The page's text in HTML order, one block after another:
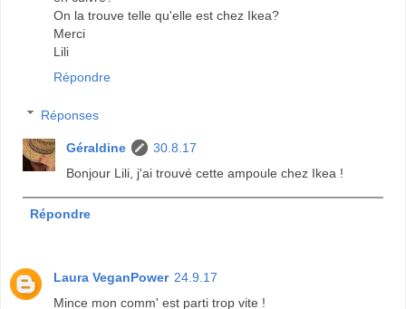
On la trouve telle qu'elle est chez Ikea?
Merci
Lili
Répondre
Réponses
Géraldine
30.8.17
Bonjour Lili, j'ai trouvé cette ampoule chez Ikea !
Répondre
Laura VeganPower 24.9.17
Mince mon comm' est parti trop vite !